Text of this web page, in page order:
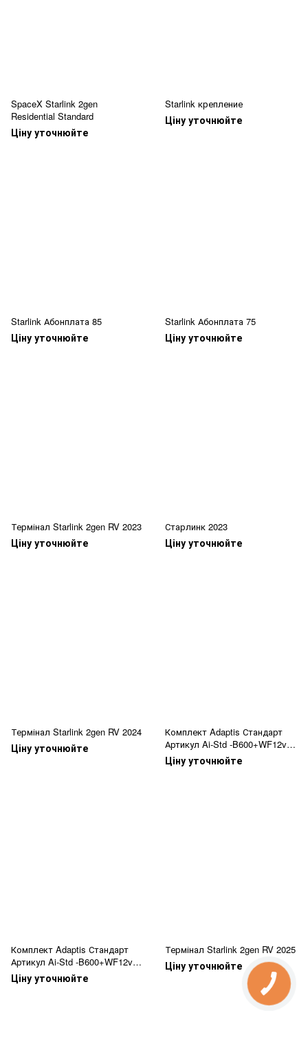
SpaceX Starlink 2gen
Residential Standard
Ціну уточнюйте
Starlink крепление
Ціну уточнюйте
Starlink Абонплата 85
Ціну уточнюйте
Starlink Абонплата 75
Ціну уточнюйте
Термінал Starlink 2gen RV 2023
Ціну уточнюйте
Старлинк 2023
Ціну уточнюйте
Термінал Starlink 2gen RV 2024
Ціну уточнюйте
Комплект Adaptis Стандарт
Артикул Ai-Std -B600+WF12v
ALL
Ціну уточнюйте
Комплект Adaptis Стандарт
Артикул Ai-Std -B600+WF12v
ALL - Зар станц
Ціну уточнюйте
Термінал Starlink 2gen RV 2025
Ціну уточнюйте